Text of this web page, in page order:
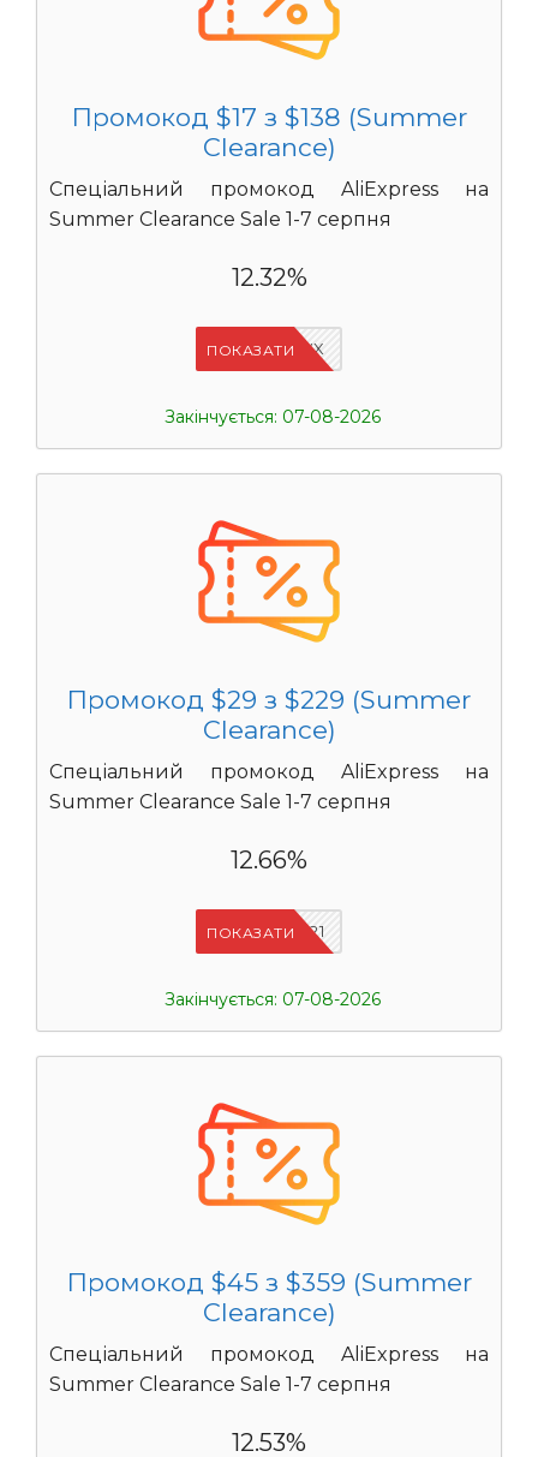
Промокод $17 з $138 (Summer
Clearance)
Спеціальний промокод AliExpress на
Summer Clearance Sale 1-7 серпня
12.32%
IFPAURWX
ПОКАЗАТИ
Закінчується: 07-08-2026
Промокод $29 з $229 (Summer
Clearance)
Спеціальний промокод AliExpress на
Summer Clearance Sale 1-7 серпня
12.66%
IFPYLM21
ПОКАЗАТИ
Закінчується: 07-08-2026
Промокод $45 з $359 (Summer
Clearance)
Спеціальний промокод AliExpress на
Summer Clearance Sale 1-7 серпня
12.53%